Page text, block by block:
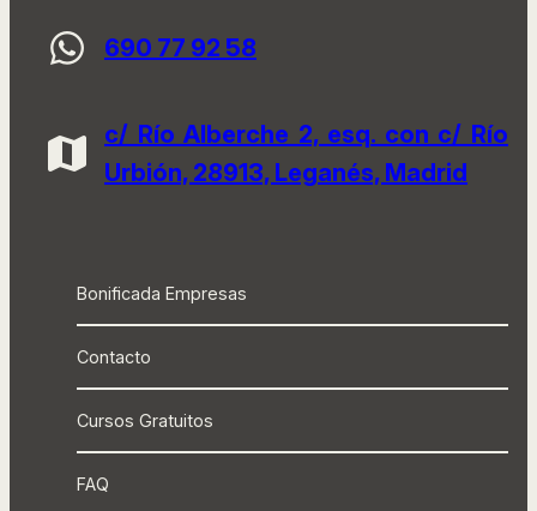
690 77 92 58
c/ Río Alberche 2, esq. con c/ Río
Urbión, 28913, Leganés, Madrid
Bonificada Empresas
Contacto
Cursos Gratuitos
FAQ